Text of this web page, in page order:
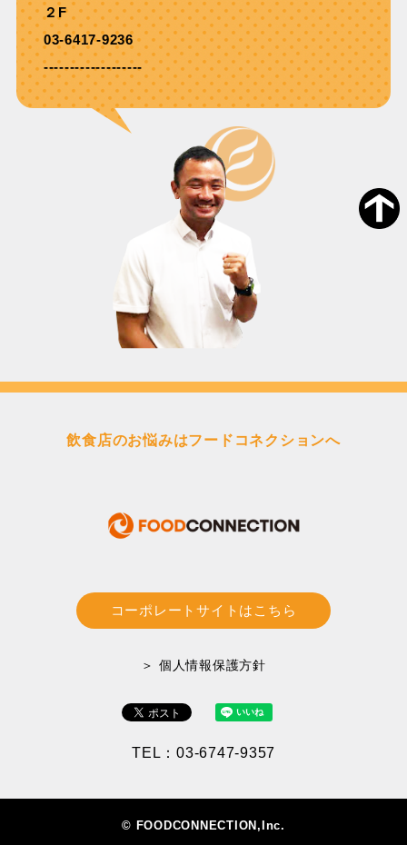
２F
03-6417-9236
-------------------
飲食店のお悩みはフードコネクションへ
コーポレートサイトはこちら
＞ 個人情報保護方針
TEL：03-6747-9357
© FOODCONNECTION,Inc.